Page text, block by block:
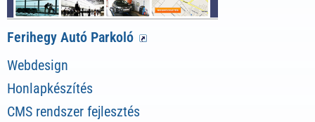
Ferihegy Autó Parkoló
Webdesign
Honlapkészítés
CMS rendszer fejlesztés